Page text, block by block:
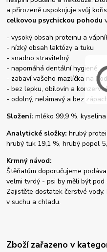
a přirozeně uspokojuje svůj
celkovou psychickou pohodu
- vysoký obsah proteinu a
- nízký obsah laktózy a tuku
- snadno stravitelný
- napomáhá dentální hygieně
- zabaví vašeho mazlíčka na
- bez lepku, obilovin a
- odolný, nelámavý a bez
Složení:mléko 99,9 %,
Analytické složky: hrubý
hrubý tuk 19,1 %, hrubý popel
Krmný návod:
Štěňatům doporučujeme
velmi tvrdý - psi by měli být
Zajistěte dostatek čerstvé
v suchu a chladu.
Zboží zařazeno v